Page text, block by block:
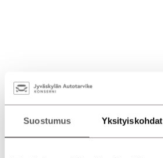
Suostumus Yksityiskohdat